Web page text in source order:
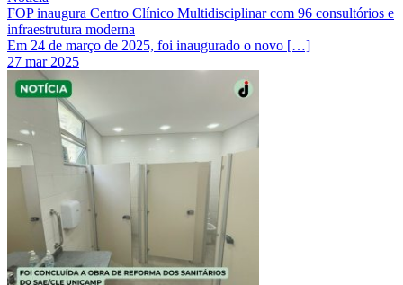
FOP inaugura Centro Clínico Multidisciplinar com 96 consultórios e
infraestrutura moderna
Em 24 de março de 2025, foi inaugurado o novo […]
27 mar 2025